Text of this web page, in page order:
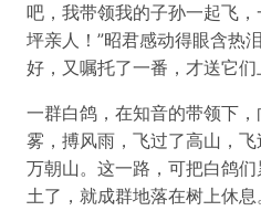
吧，我带领我的子孙一起飞
坪亲人！”昭君感动得眼含热
好，又嘱托了一番，才送它们
一群白鸽，在知音的带领下
雾，搏风雨，飞过了高山，
万朝山。这一路，可把白鸽
土了，就成群地落在树上休